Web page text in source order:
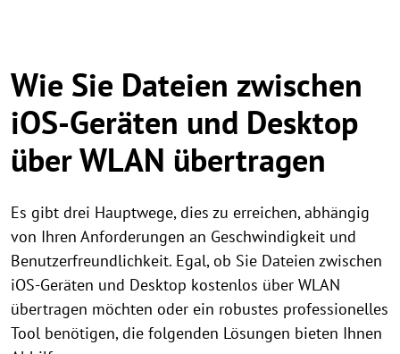
Wie Sie Dateien zwischen
iOS-Geräten und Desktop
über WLAN übertragen
Es gibt drei Hauptwege, dies zu erreichen, abhängig
von Ihren Anforderungen an Geschwindigkeit und
Benutzerfreundlichkeit. Egal, ob Sie Dateien zwischen
iOS-Geräten und Desktop kostenlos über WLAN
übertragen möchten oder ein robustes professionelles
Tool benötigen, die folgenden Lösungen bieten Ihnen